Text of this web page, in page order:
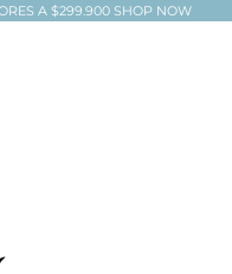
A $299.900 SHOP NOW